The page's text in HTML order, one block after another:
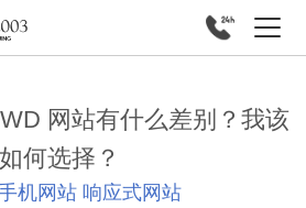
网站有什么差别？我该
如何选择？
机网站 响应式网站